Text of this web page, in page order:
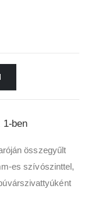
1-ben
összegyűlt
es szívószinttel,